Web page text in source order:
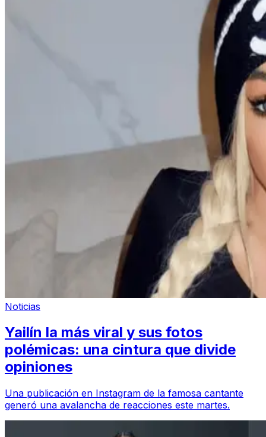
Noticias
Yailín la más viral y sus fotos
polémicas: una cintura que divide
opiniones
Una publicación en Instagram de la famosa cantante
generó una avalancha de reacciones este martes.